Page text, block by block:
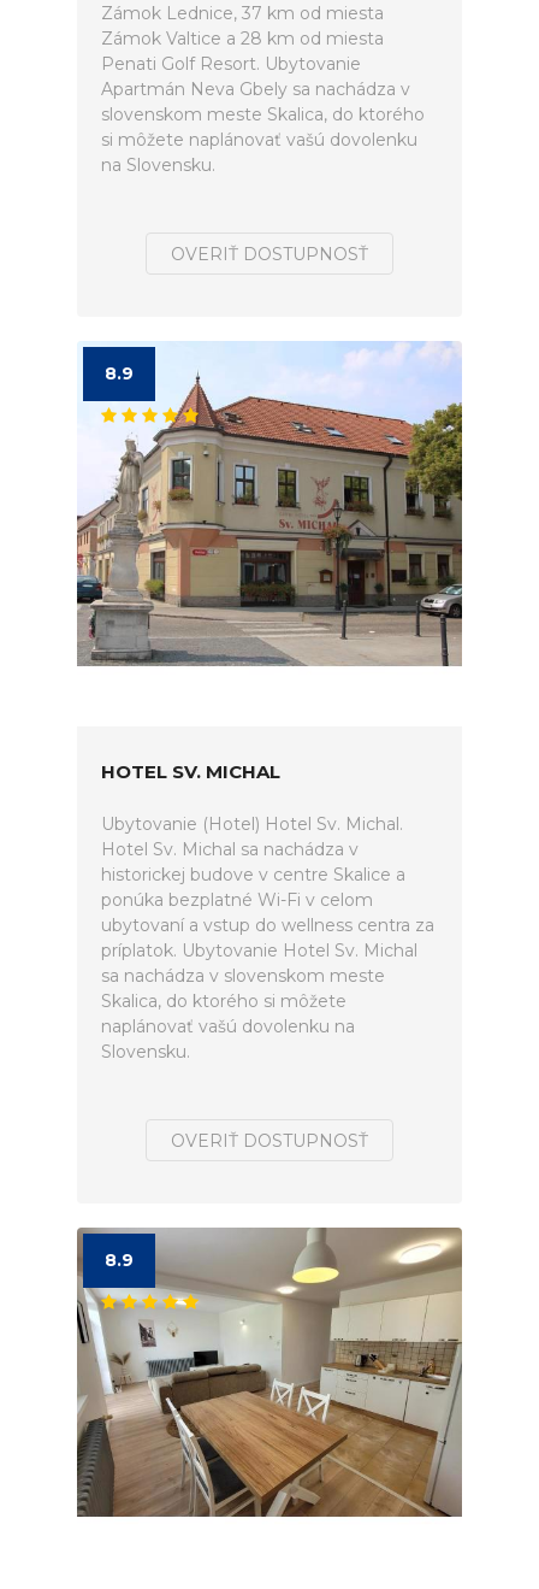
Zámok Lednice, 37 km od miesta
Zámok Valtice a 28 km od miesta
Penati Golf Resort. Ubytovanie
Apartmán Neva Gbely sa nachádza v
slovenskom meste Skalica, do ktorého
si môžete naplánovať vašú dovolenku
na Slovensku.
OVERIŤ DOSTUPNOSŤ
8.9
HOTEL SV. MICHAL
Ubytovanie (Hotel) Hotel Sv. Michal.
Hotel Sv. Michal sa nachádza v
historickej budove v centre Skalice a
ponúka bezplatné Wi-Fi v celom
ubytovaní a vstup do wellness centra za
príplatok. Ubytovanie Hotel Sv. Michal
sa nachádza v slovenskom meste
Skalica, do ktorého si môžete
naplánovať vašú dovolenku na
Slovensku.
OVERIŤ DOSTUPNOSŤ
8.9